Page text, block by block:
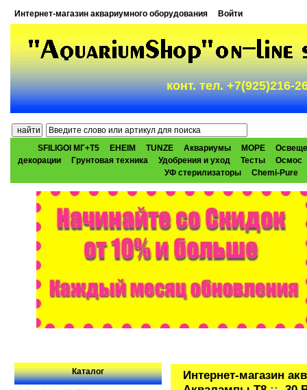
Интернет-магазин аквариумного оборудования Войти
конт. тел. +7(925)216-
SFILIGOI МГ+Т5 EHEIM TUNZE Аквариумы МОРЕ
декорации
Грунтовая техника Удобрения и уход Тесты
Осмос
УФ стерилизаторы
Chemi-Pure
Каталог
Интернет-магазин